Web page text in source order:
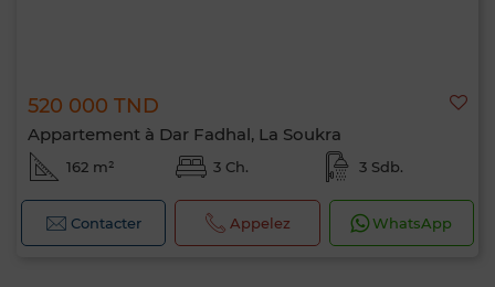
520 000 TND
Appartement à Dar Fadhal, La Soukra
162 m² 3 Ch. 3 Sdb.
Contacter Appelez WhatsApp